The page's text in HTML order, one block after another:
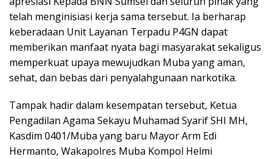
telah menginisiasi kerja sama tersebut. Ia berharap
keberadaan Unit Layanan Terpadu P4GN dapat
memberikan manfaat nyata bagi masyarakat sekaligus
memperkuat upaya mewujudkan Muba yang aman,
sehat, dan bebas dari penyalahgunaan narkotika.
Tampak hadir dalam kesempatan tersebut, Ketua
Pengadilan Agama Sekayu Muhamad Syarif SHI MH,
Kasdim 0401/Muba yang baru Mayor Arm Edi
Hermanto, Wakapolres Muba Kompol Helmi